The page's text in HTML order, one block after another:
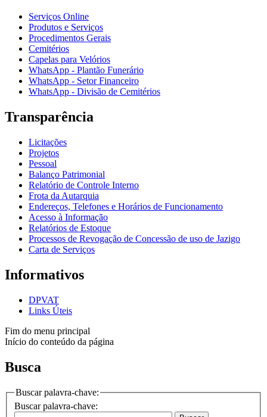
Serviços Online
Produtos e Serviços
Procedimentos Gerais
Cemitérios
Capelas para Velórios
WhatsApp - Plantão Funerário
WhatsApp - Setor Financeiro
WhatsApp - Divisão de Cemitérios
Transparência
Licitações
Projetos
Pessoal
Balanço Patrimonial
Relatório de Controle Interno
Frota da Autarquia
Endereços, Telefones e Horários de Funcionamento
Acesso à Informação
Relatórios de Estoque
Processos de Revogação de Concessão de uso de Jazigo
Carta de Serviços
Informativos
DPVAT
Links Úteis
Fim do menu principal
Início do conteúdo da página
Busca
Buscar palavra-chave:
Buscar palavra-chave: